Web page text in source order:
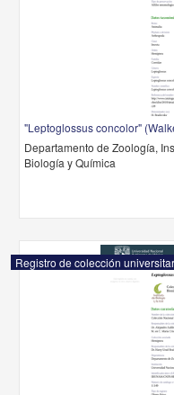
"Leptoglossus concolor"
Departamento de Zoología,
Biología y Química